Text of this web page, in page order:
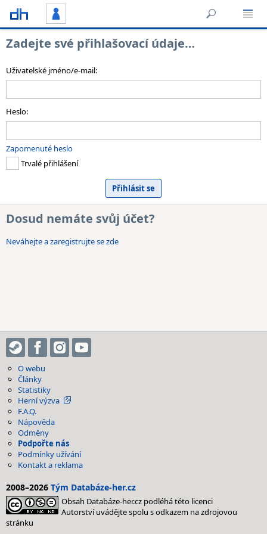
Zadejte své přihlašovací údaje…
Uživatelské jméno/e-mail:
Heslo:
Zapomenuté heslo
Trvalé přihlášení
Dosud nemáte svůj účet?
Neváhejte a zaregistrujte se zde
O webu
Články
Statistiky
Herní výzva
F.A.Q.
Nápověda
Odměny
Podpořte nás
Podmínky užívání
Kontakt a reklama
2008–2026 Tým Databáze-her.cz
Obsah Databáze-her.cz podléhá této licenci
Autorství uvádějte spolu s odkazem na zdrojovou
stránku